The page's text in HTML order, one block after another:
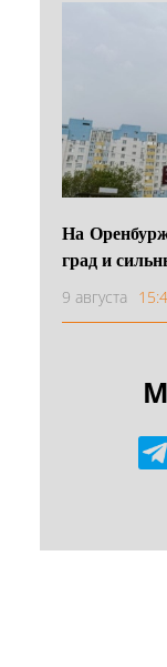
На
град и
9 августа